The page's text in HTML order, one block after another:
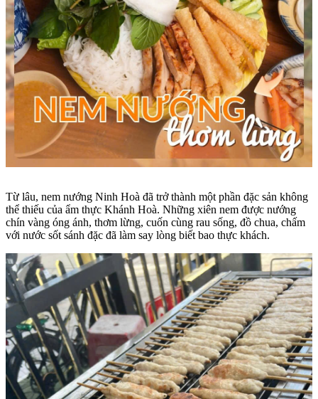
Từ lâu, nem nướng Ninh Hoà đã trở thành một phần đặc sản không
thể thiếu của ẩm thực Khánh Hoà. Những xiên nem được nướng
chín vàng óng ánh, thơm lừng, cuốn cùng rau sống, đồ chua, chấm
với nước sốt sánh đặc đã làm say lòng biết bao thực khách.